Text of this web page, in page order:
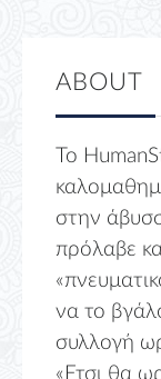
ABOUT
Το
στην
πρόλαβε
να το
συλλογή
«Ετσι θα